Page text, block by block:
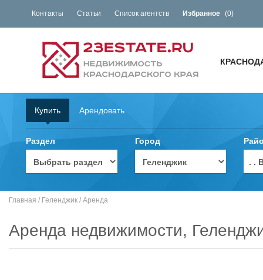
Контакты Статьи Список агентств Избранное (0)
Купить Арендовать
Раздел Город
. .
Главная / Геленджик / Аренда
Аренда недвижимости,